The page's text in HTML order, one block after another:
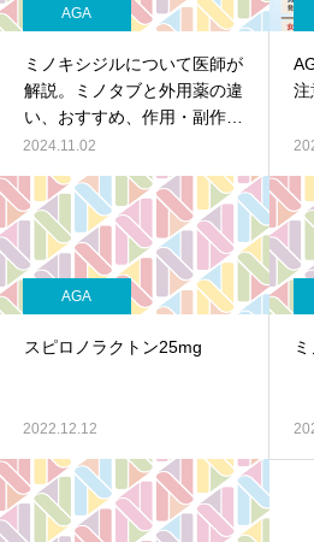
AGA
ミノキシジルについて医師が
解説。ミノタブと外用薬の違
い、おすすめ、作用・副作用
について
2024.11.02
注
AGA
スピロノラクトン25mg
2022.12.12